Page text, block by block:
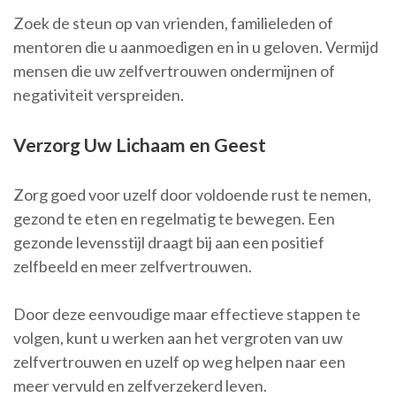
Zoek de steun op van vrienden, familieleden of
mentoren die u aanmoedigen en in u geloven. Vermijd
mensen die uw zelfvertrouwen ondermijnen of
negativiteit verspreiden.
Verzorg Uw Lichaam en Geest
Zorg goed voor uzelf door voldoende rust te nemen,
gezond te eten en regelmatig te bewegen. Een
gezonde levensstijl draagt bij aan een positief
zelfbeeld en meer zelfvertrouwen.
Door deze eenvoudige maar effectieve stappen te
volgen, kunt u werken aan het vergroten van uw
zelfvertrouwen en uzelf op weg helpen naar een
meer vervuld en zelfverzekerd leven.